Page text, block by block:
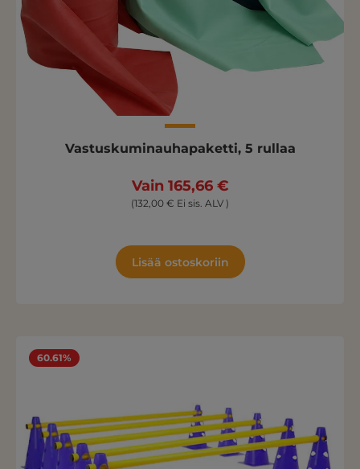
Vastuskuminauhapaketti, 5 rullaa
Vain 165,66 €
(132,00 € Ei sis. ALV )
Lisää ostoskoriin
60.61%